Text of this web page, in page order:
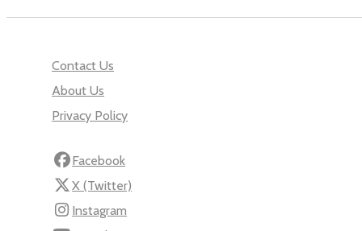
Contact Us
About Us
Privacy Policy
Facebook
X (Twitter)
Instagram